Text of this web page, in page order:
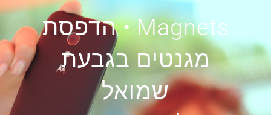
Magnets • הדפסת
מגנטים בגבעת
שמואל